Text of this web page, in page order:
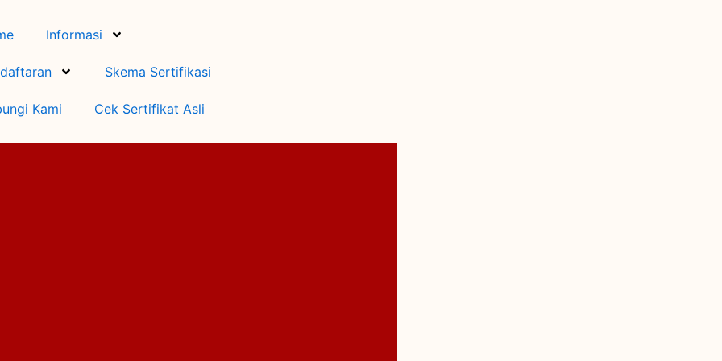
Informasi
Skema Sertifikasi
Kami Cek Sertifikat Asli